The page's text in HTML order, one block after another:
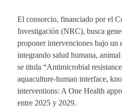
El consorcio, financiado por el
Investigación (NRC), busca
proponer intervenciones bajo un
integrando salud humana,
se titula “Antimicrobial
aquaculture-human interface,
interventions: A One Health
entre 2025 y 2029.